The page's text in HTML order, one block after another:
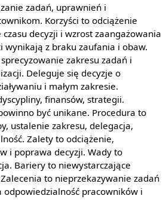
zadań, uprawnień i
Korzyści to odciążenie
decyzji i wzrost zaangażowania
wynikają z braku zaufania i obaw.
zakresu zadań i
Deleguje się decyzje o
i małym zakresie.
finansów, strategii.
być unikane. Procedura to
ustalenie zakresu, delegacja,
Zalety to odciążenie,
i poprawa decyzji. Wady to
Bariery to niewystarczające
to nieprzekazywanie zadań
odpowiedzialność pracowników i